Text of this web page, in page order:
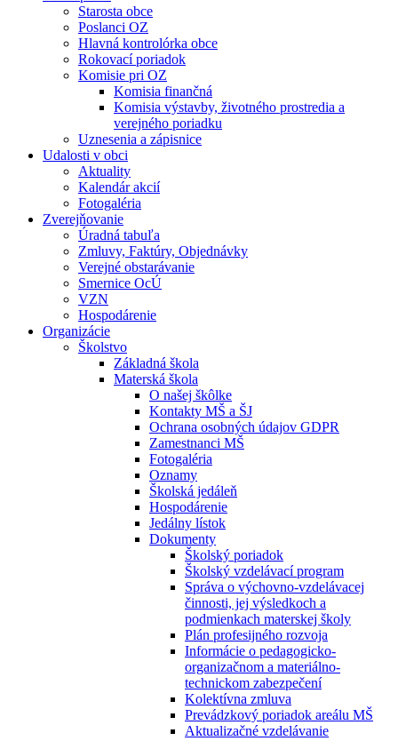
Starosta obce
Poslanci OZ
Hlavná kontrolórka obce
Rokovací poriadok
Komisie pri OZ
Komisia finančná
Komisia výstavby, životného prostredia a
verejného poriadku
Uznesenia a zápisnice
Udalosti v obci
Aktuality
Kalendár akcií
Fotogaléria
Zverejňovanie
Úradná tabuľa
Zmluvy, Faktúry, Objednávky
Verejné obstarávanie
Smernice OcÚ
VZN
Hospodárenie
Organizácie
Školstvo
Základná škola
Materská škola
O našej škôlke
Kontakty MŠ a ŠJ
Ochrana osobných údajov GDPR
Zamestnanci MŠ
Fotogaléria
Oznamy
Školská jedáleň
Hospodárenie
Jedálny lístok
Dokumenty
Školský poriadok
Školský vzdelávací program
Správa o výchovno-vzdelávacej
činnosti, jej výsledkoch a
podmienkach materskej školy
Plán profesijného rozvoja
Informácie o pedagogicko-
organizačnom a materiálno-
technickom zabezpečení
Kolektívna zmluva
Prevádzkový poriadok areálu MŠ
Aktualizačné vzdelávanie